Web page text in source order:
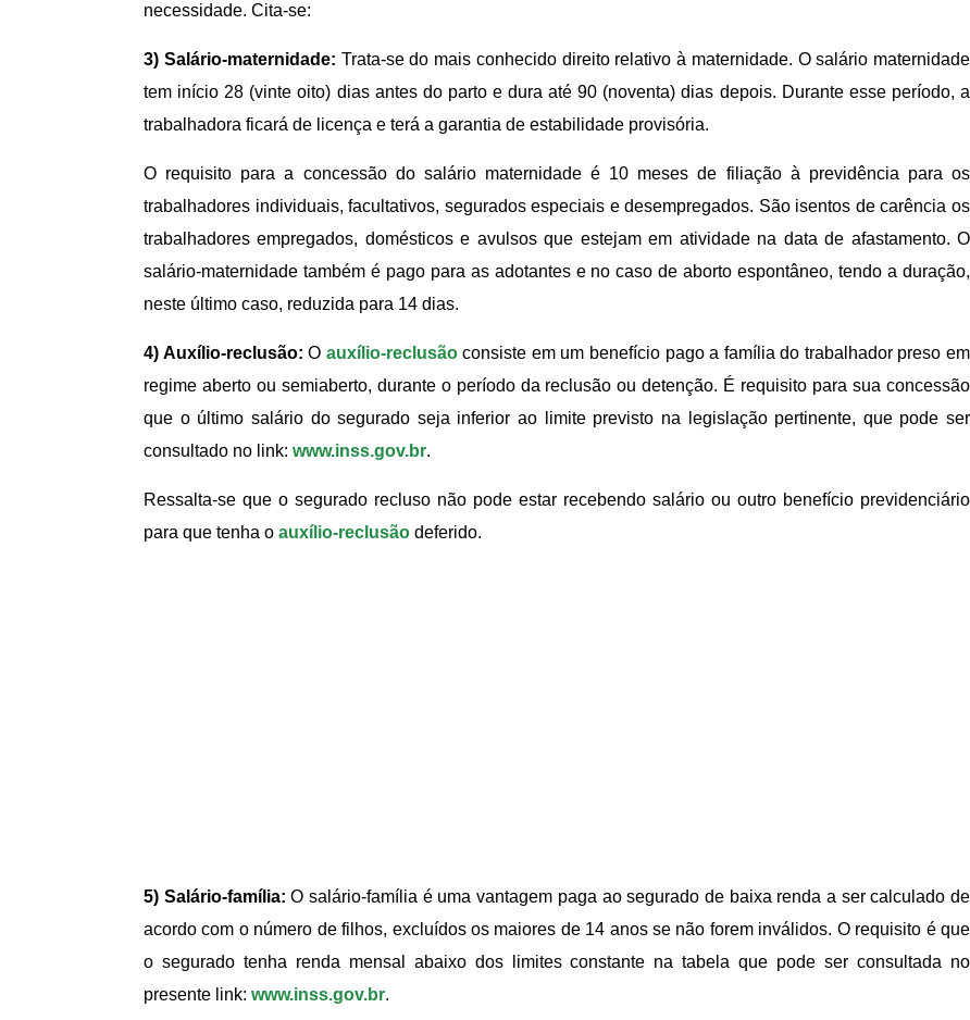
necessidade. Cita-se:
3) Salário-maternidade: Trata-se do mais conhecido direito relativo à maternidade. O salário maternidade
tem início 28 (vinte oito) dias antes do parto e dura até 90 (noventa) dias depois. Durante esse período, a
trabalhadora ficará de licença e terá a garantia de estabilidade provisória.
O requisito para a concessão do salário maternidade é 10 meses de filiação à previdência para os
trabalhadores individuais, facultativos, segurados especiais e desempregados. São isentos de carência os
trabalhadores empregados, domésticos e avulsos que estejam em atividade na data de afastamento. O
salário-maternidade também é pago para as adotantes e no caso de aborto espontâneo, tendo a duração,
neste último caso, reduzida para 14 dias.
4) Auxílio-reclusão:O auxílio-reclusãoconsiste em um benefício pago a família do trabalhador preso em
regime aberto ou semiaberto, durante o período da reclusão ou detenção. É requisito para sua concessão
que o último salário do segurado seja inferior ao limite previsto na legislação pertinente, que pode ser
consultado no link: www.inss.gov.br.
Ressalta-se que o segurado recluso não pode estar recebendo salário ou outro benefício previdenciário
para que tenha o auxílio-reclusão deferido.
5) Salário-família:O salário-família é uma vantagem paga ao segurado de baixa renda a ser calculado de
acordo com o número de filhos, excluídos os maiores de 14 anos se não forem inválidos. O requisito é que
o segurado tenha renda mensal abaixo dos limites constante na tabela que pode ser consultada no
presente link: www.inss.gov.br.